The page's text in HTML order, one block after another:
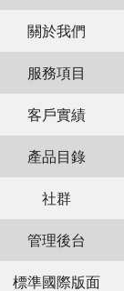
關於我們
服務項目
客戶實績
產品目錄
社群
管理後台
標準國際版面